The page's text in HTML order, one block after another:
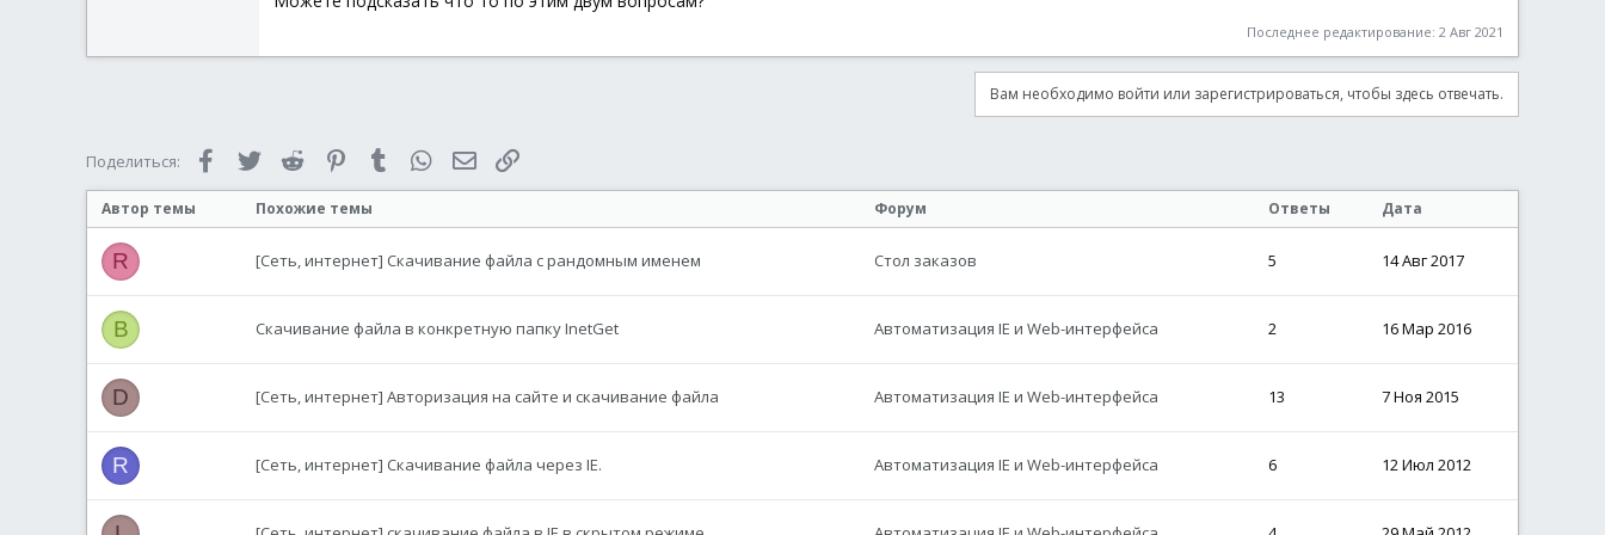
Последнее редактирование: 2 Авг 2021
Вам необходимо войти или зарегистрироваться, чтобы здесь отвечать.
Поделиться: FacebookTwitter Reddit PinterestTumblr WhatsAppЭлектронная почта
Автор темы Похожие темы Форум Ответы Дата
R [Сеть, интернет] Скачивание файла с рандомным именем Стол заказов 5 14 Авг 2017
B Скачивание файла в конкретную папку InetGet Автоматизация IE и Web-интерфейса 2 16 Мар 2016
D [Сеть, интернет] Авторизация на сайте и скачивание файла Автоматизация IE и Web-интерфейса 13 7 Ноя 2015
R [Сеть, интернет] Скачивание файла через IE. Автоматизация IE и Web-интерфейса 6 12 Июл 2012